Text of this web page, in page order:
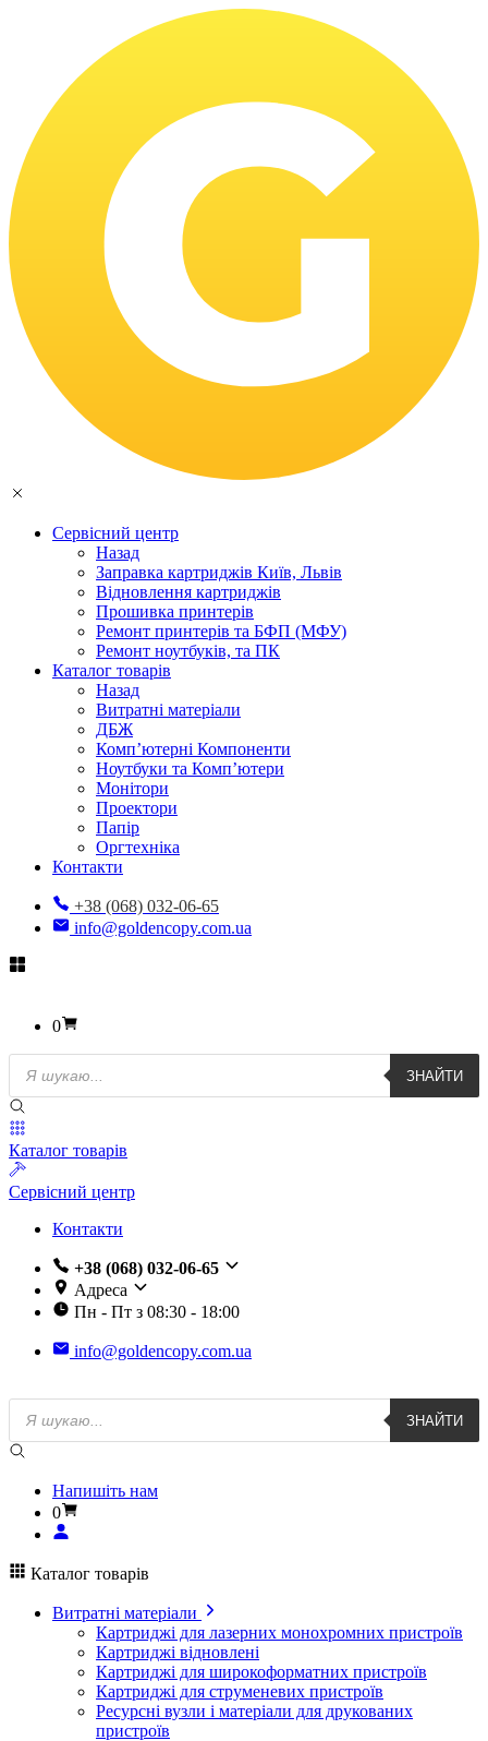
Сервісний центр
Назад
Заправка картриджів Київ, Львів
Відновлення картриджів
Прошивка принтерів
Ремонт принтерів та БФП (МФУ)
Ремонт ноутбуків, та ПК
Каталог товарів
Назад
Витратні матеріали
ДБЖ
Комп’ютерні Компоненти
Ноутбуки та Комп’ютери
Монітори
Проектори
Папір
Оргтехніка
Контакти
+38 (068) 032-06-65
info@goldencopy.com.ua
0
Пошук
товарів
ЗНАЙТИ
Каталог товарів
Сервісний центр
Контакти
+38 (068) 032-06-65
Адреса
Пн - Пт з 08:30 - 18:00
info@goldencopy.com.ua
Пошук
товарів
ЗНАЙТИ
Напишіть нам
0
Каталог товарів
Витратні матеріали
Картриджі для лазерних монохромних пристроїв
Картриджі відновлені
Картриджі для широкоформатних пристроїв
Картриджі для струменевих пристроїв
Ресурсні вузли і матеріали для друкованих
пристроїв